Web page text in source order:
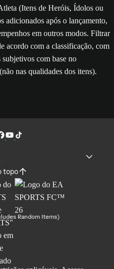
(Itens de Heróis, Ídolos ou
adicionados após o lançamento,
em outros modos. Filtrar
acordo com a classificação, com
com base no
nas qualidades dos itens).
topo
Random Items)